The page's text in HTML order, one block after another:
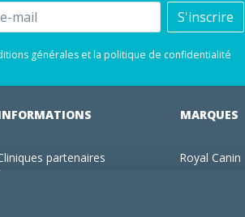
S'inscrire
générales et la politique de confidentialité
partenaires
MARQUES
Royal Canin